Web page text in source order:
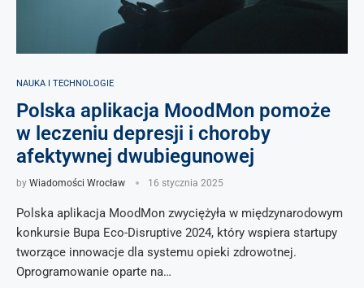
NAUKA I TECHNOLOGIE
Polska aplikacja MoodMon pomoże
w leczeniu depresji i choroby
afektywnej dwubiegunowej
by Wiadomości Wrocław 16 stycznia 2025
Polska aplikacja MoodMon zwyciężyła w międzynarodowym
konkursie Bupa Eco-Disruptive 2024, który wspiera startupy
tworzące innowacje dla systemu opieki zdrowotnej.
Oprogramowanie oparte na…